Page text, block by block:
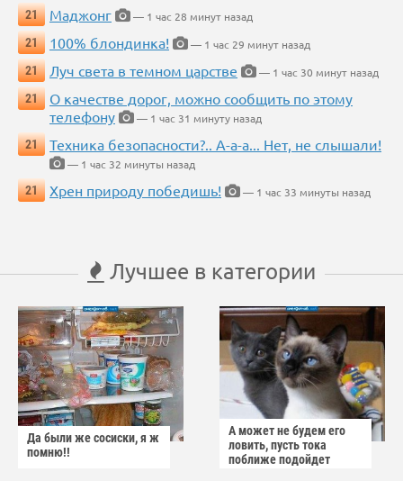
21
Маджонг
— 1 час 28 минут назад
21
100% блондинка!
— 1 час 29 минут назад
21
Луч света в темном царстве
— 1 час 30 минут назад
21
О качестве дорог, можно сообщить по этому
телефону
— 1 час 31 минуту назад
21
Техника безопасности?.. А-а-а... Нет, не слышали!
— 1 час 32 минуты назад
21
Хрен природу победишь! — 1 час 33 минуты назад
Лучшее в категории
Да были же сосиски, я ж
помню!!
А может не будем его
ловить, пусть тока
поближе подойдет